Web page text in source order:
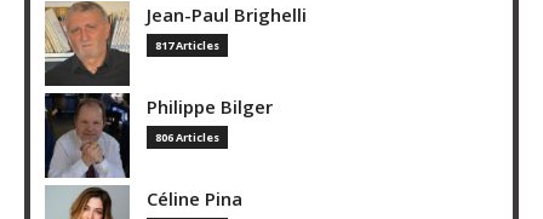
Jean-Paul Brighelli
817 Articles
Philippe Bilger
806 Articles
Céline Pina